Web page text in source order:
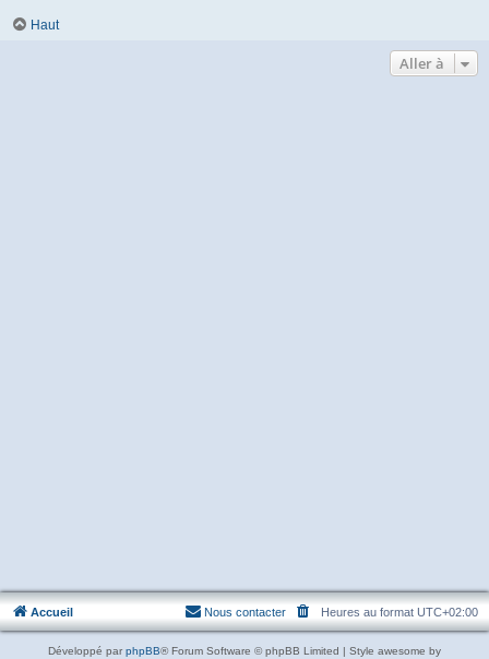
Haut
Aller à
Accueil Heures au format UTC+02:00
Nous contacter
Développé par phpBB® Forum Software © phpBB Limited | Style awesome by